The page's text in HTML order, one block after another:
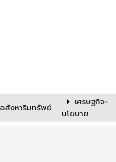
อสังหาริมทรัพย์
เศรษฐกิจ-
นโยบาย